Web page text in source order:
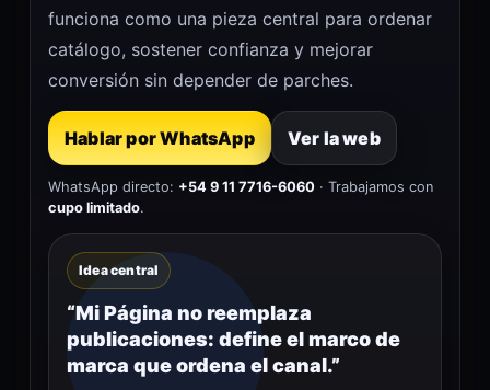
funciona como una pieza central para ordenar
catálogo, sostener confianza y mejorar
conversión sin depender de parches.
Hablar por WhatsApp Ver la web
WhatsApp directo: +54 9 11 7716-6060 · Trabajamos con
cupo limitado.
Idea central
“Mi Página no reemplaza
publicaciones: define el marco de
marca que ordena el canal.”